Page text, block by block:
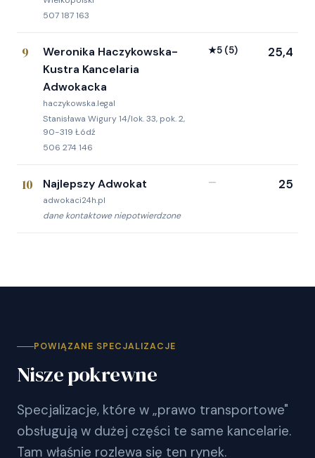
507 187 163
9
Weronika Haczykowska-
Kustra Kancelaria
Adwokacka
haczykowska.legal
Stanisława Wigury 14/lok. 33, pok. 2,
90-319 Łódź
506 274 146
★5 (5) 25,4
10 Najlepszy Adwokat
adwokaci24h.pl
dane kontaktowe niepotwierdzone
— 25
POWIĄZANE SPECJALIZACJE
Nisze pokrewne
Specjalizacje, które w „prawo transportowe"
obsługują w dużej części te same kancelarie.
Tam właśnie rozlewa się ten rynek.